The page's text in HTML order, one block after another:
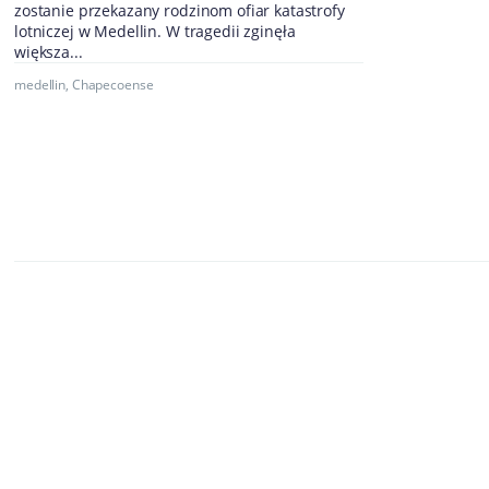
zostanie przekazany rodzinom ofiar katastrofy
lotniczej w Medellin. W tragedii zginęła
większa...
medellin, Chapecoense